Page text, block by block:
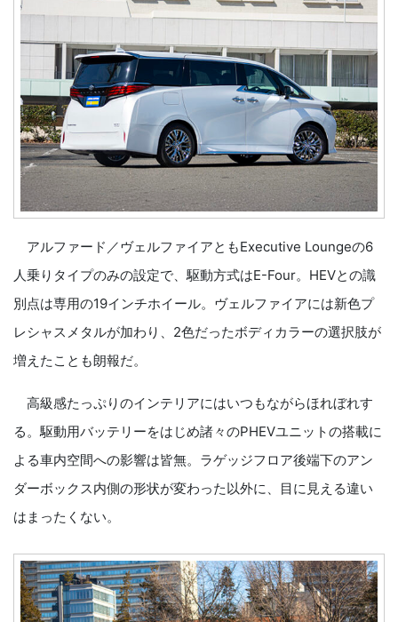
アルファード／ヴェルファイアともExecutive Loungeの6
人乗りタイプのみの設定で、駆動方式はE-Four。HEVとの識
別点は専用の19インチホイール。ヴェルファイアには新色プ
レシャスメタルが加わり、2色だったボディカラーの選択肢が
増えたことも朗報だ。
高級感たっぷりのインテリアにはいつもながらほれぼれす
る。駆動用バッテリーをはじめ諸々のPHEVユニットの搭載に
よる車内空間への影響は皆無。ラゲッジフロア後端下のアン
ダーボックス内側の形状が変わった以外に、目に見える違い
はまったくない。